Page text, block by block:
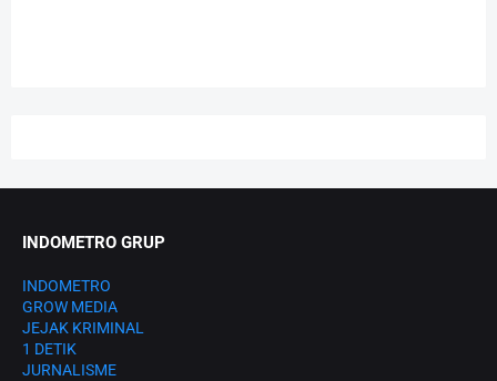
INDOMETRO GRUP
INDOMETRO
GROW MEDIA
JEJAK KRIMINAL
1 DETIK
JURNALISME